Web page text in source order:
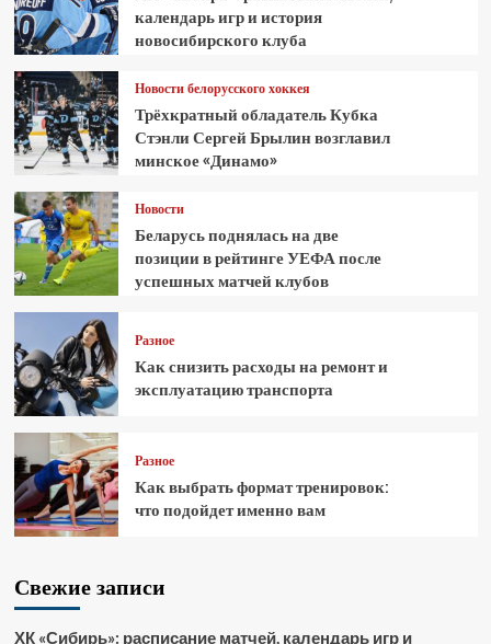
календарь игр и история
новосибирского клуба
Новости белорусского хоккея
Трёхкратный обладатель Кубка
Стэнли Сергей Брылин возглавил
минское «Динамо»
Новости
Беларусь поднялась на две
позиции в рейтинге УЕФА после
успешных матчей клубов
Разное
Как снизить расходы на ремонт и
эксплуатацию транспорта
Разное
Как выбрать формат тренировок:
что подойдет именно вам
Свежие записи
ХК «Сибирь»: расписание матчей, календарь игр и